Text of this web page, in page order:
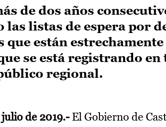
de dos años
las listas de espera por
que están
se está registrando
regional.
de 2019.- El Gobierno de